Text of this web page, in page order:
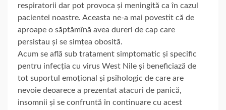
respiratorii dar pot provoca și meningită ca în cazul
pacientei noastre. Aceasta ne-a mai povestit că de
aproape o săptămînă avea dureri de cap care
persistau și se simțea obosită.
Acum se află sub tratament simptomatic și specific
pentru infecția cu virus West Nile și beneficiază de
tot suportul emoțional și psihologic de care are
nevoie deoarece a prezentat atacuri de panică,
insomnii și se confruntă în continuare cu acest